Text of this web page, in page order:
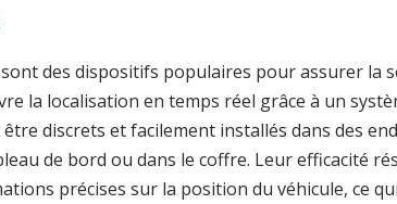
sont des dispositifs populaires pour assurer la
la localisation en temps réel grâce à un
discrets et facilement installés dans des
de bord ou dans le coffre. Leur efficacité
précises sur la position du véhicule, ce